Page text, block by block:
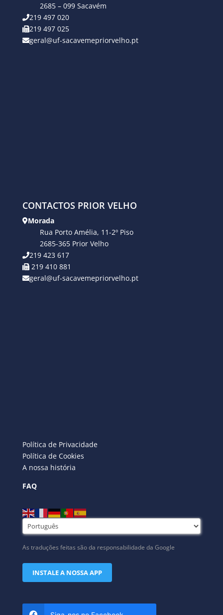
2685 – 099 Sacavém
219 497 020
219 497 025
geral@uf-sacavemepriorvelho.pt
CONTACTOS PRIOR VELHO
Morada
Rua Porto Amélia, 11-2º Piso
2685-365 Prior Velho
219 423 617
219 410 881
geral@uf-sacavemepriorvelho.pt
Política de Privacidade
Política de Cookies
A nossa história
FAQ
As traduções feitas são da responsabilidade da Google
INSTALE A NOSSA APP